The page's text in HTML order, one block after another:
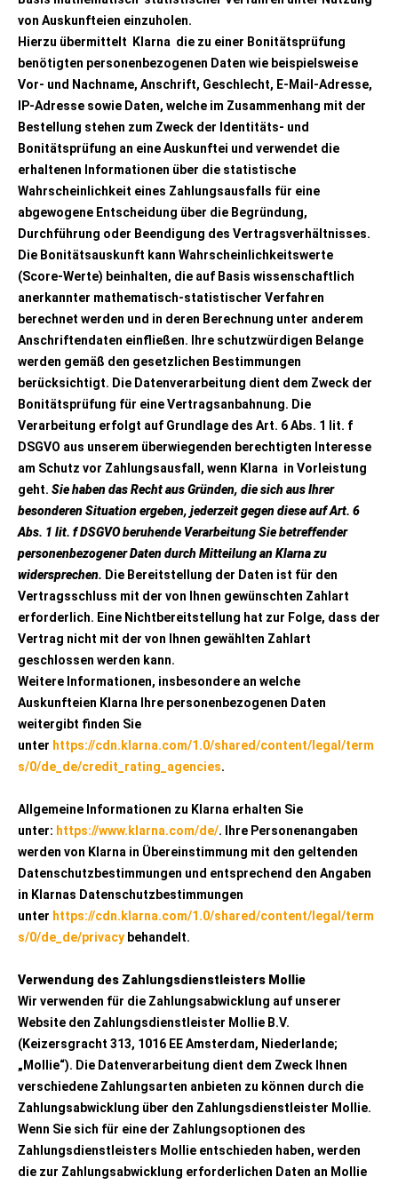
von Auskunfteien einzuholen.
Hierzu übermittelt Klarna die zu einer Bonitätsprüfung
benötigten personenbezogenen Daten wie beispielsweise
Vor- und Nachname, Anschrift, Geschlecht, E-Mail-Adresse,
IP-Adresse sowie Daten, welche im Zusammenhang mit der
Bestellung stehen zum Zweck der Identitäts- und
Bonitätsprüfung an eine Auskunftei und verwendet die
erhaltenen Informationen über die statistische
Wahrscheinlichkeit eines Zahlungsausfalls für eine
abgewogene Entscheidung über die Begründung,
Durchführung oder Beendigung des Vertragsverhältnisses.
Die Bonitätsauskunft kann Wahrscheinlichkeitswerte
(Score-Werte) beinhalten, die auf Basis wissenschaftlich
anerkannter mathematisch-statistischer Verfahren
berechnet werden und in deren Berechnung unter anderem
Anschriftendaten einfließen. Ihre schutzwürdigen Belange
werden gemäß den gesetzlichen Bestimmungen
berücksichtigt. Die Datenverarbeitung dient dem Zweck der
Bonitätsprüfung für eine Vertragsanbahnung. Die
Verarbeitung erfolgt auf Grundlage des Art. 6 Abs. 1 lit. f
DSGVO aus unserem überwiegenden berechtigten Interesse
am Schutz vor Zahlungsausfall, wenn Klarna in Vorleistung
geht. Sie haben das Recht aus Gründen, die sich aus Ihrer
besonderen Situation ergeben, jederzeit gegen diese auf Art. 6
Abs. 1 lit. f DSGVO beruhende Verarbeitung Sie betreffender
personenbezogener Daten durch Mitteilung an Klarna zu
widersprechen. Die Bereitstellung der Daten ist für den
Vertragsschluss mit der von Ihnen gewünschten Zahlart
erforderlich. Eine Nichtbereitstellung hat zur Folge, dass der
Vertrag nicht mit der von Ihnen gewählten Zahlart
geschlossen werden kann.
Weitere Informationen, insbesondere an welche
Auskunfteien Klarna Ihre personenbezogenen Daten
weitergibt finden Sie
unter https://cdn.klarna.com/1.0/shared/content/legal/term
s/0/de_de/credit_rating_agencies.
Allgemeine Informationen zu Klarna erhalten Sie
unter: https://www.klarna.com/de/. Ihre Personenangaben
werden von Klarna in Übereinstimmung mit den geltenden
Datenschutzbestimmungen und entsprechend den Angaben
in Klarnas Datenschutzbestimmungen
unter https://cdn.klarna.com/1.0/shared/content/legal/term
s/0/de_de/privacy behandelt.
Verwendung des Zahlungsdienstleisters Mollie
Wir verwenden für die Zahlungsabwicklung auf unserer
Website den Zahlungsdienstleister Mollie B.V.
(Keizersgracht 313, 1016 EE Amsterdam, Niederlande;
„Mollie“). Die Datenverarbeitung dient dem Zweck Ihnen
verschiedene Zahlungsarten anbieten zu können durch die
Zahlungsabwicklung über den Zahlungsdienstleister Mollie.
Wenn Sie sich für eine der Zahlungsoptionen des
Zahlungsdienstleisters Mollie entschieden haben, werden
die zur Zahlungsabwicklung erforderlichen Daten an Mollie